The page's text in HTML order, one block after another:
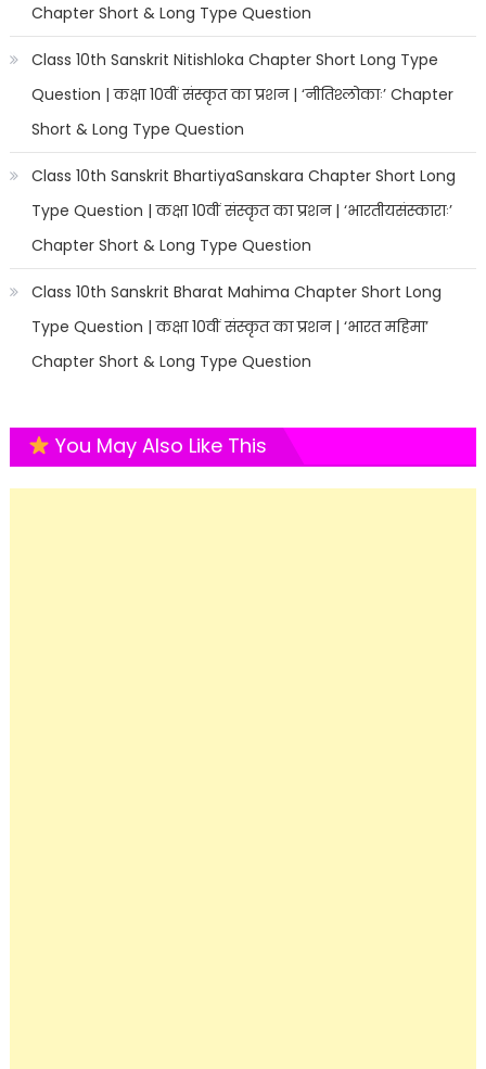
Chapter Short & Long Type Question
Class 10th Sanskrit Nitishloka Chapter Short Long Type
Question | कक्षा 10वीं संस्कृत का प्रशन | ‘नीतिश्लोकाः’ Chapter
Short & Long Type Question
Class 10th Sanskrit BhartiyaSanskara Chapter Short Long
Type Question | कक्षा 10वीं संस्कृत का प्रशन | ‘भारतीयसंस्काराः’
Chapter Short & Long Type Question
Class 10th Sanskrit Bharat Mahima Chapter Short Long
Type Question | कक्षा 10वीं संस्कृत का प्रशन | ‘भारत महिमा’
Chapter Short & Long Type Question
You May Also Like This